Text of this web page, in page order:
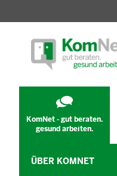
KomNet - gut beraten.
gesund arbeiten.
ÜBER KOMNET